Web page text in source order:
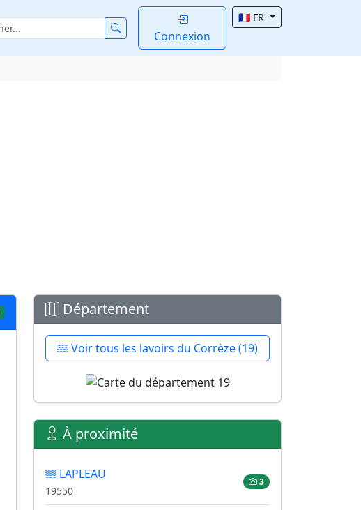
Connexion
🇫🇷 FR
Département
Voir tous les lavoirs du Corrèze (19)
À proximité
LAPLEAU
19550
3